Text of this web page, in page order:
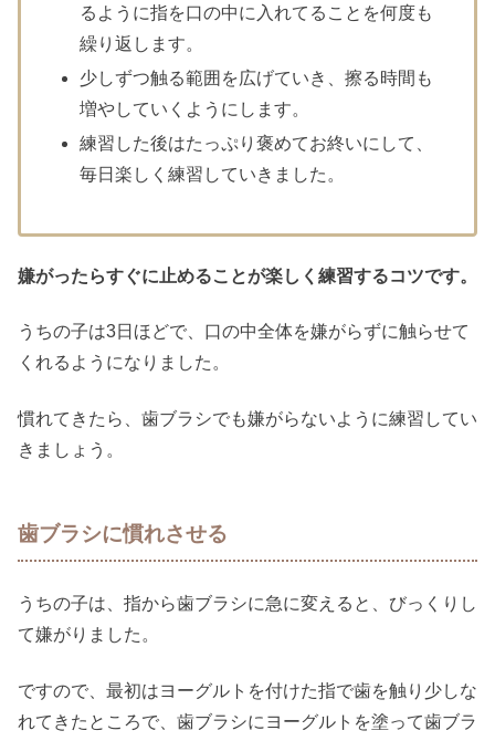
るように指を口の中に入れてることを何度も
繰り返します。
少しずつ触る範囲を広げていき、擦る時間も
増やしていくようにします。
練習した後はたっぷり褒めてお終いにして、
毎日楽しく練習していきました。
嫌がったらすぐに止めることが楽しく練習するコツです。
うちの子は3日ほどで、口の中全体を嫌がらずに触らせて
くれるようになりました。
慣れてきたら、歯ブラシでも嫌がらないように練習してい
きましょう。
歯ブラシに慣れさせる
うちの子は、指から歯ブラシに急に変えると、びっくりし
て嫌がりました。
ですので、最初はヨーグルトを付けた指で歯を触り少しな
れてきたところで、歯ブラシにヨーグルトを塗って歯ブラ